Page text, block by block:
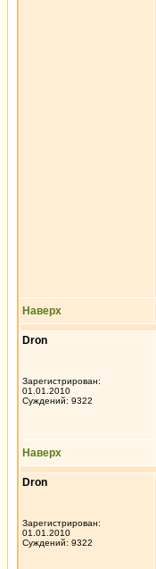
Наверх
Dron
Зарегистрирован:
01.01.2010
Суждений: 9322
Наверх
Dron
Зарегистрирован:
01.01.2010
Суждений: 9322